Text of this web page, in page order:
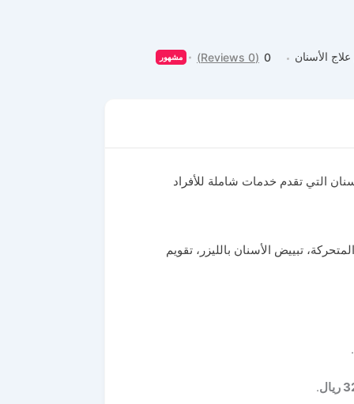
علاج الأسنان 0
(0 Reviews) مشهور
التي تقدم خدمات شاملة للأفراد
تبييض الأسنان بالليزر، تقويم
.
ريال.